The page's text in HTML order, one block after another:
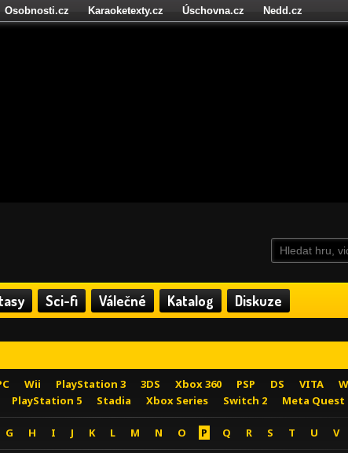
Sci-fi Válečné Katalog Diskuze
Wii PlayStation 3 3DS Xbox 360 PSP DS VITA
PlayStation 5 Stadia Xbox Series Switch 2 Meta Quest
G H I J K L M N O P Q R S T U V
Osobnosti.cz Karaoketexty.cz Úschovna.cz
Nedd.cz